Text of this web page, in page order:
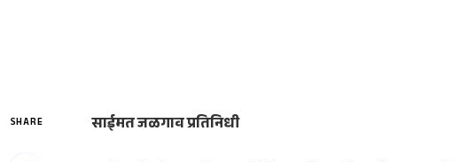
SHARE
साईमत जळगाव प्रतिनिधी